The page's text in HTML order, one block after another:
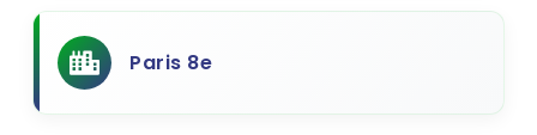
Paris 8e